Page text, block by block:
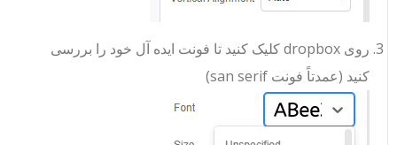
روی dropbox کلیک کنید تا فونت ایده آل خود را بررسی
کنید (عمدتاً فونت san serif)